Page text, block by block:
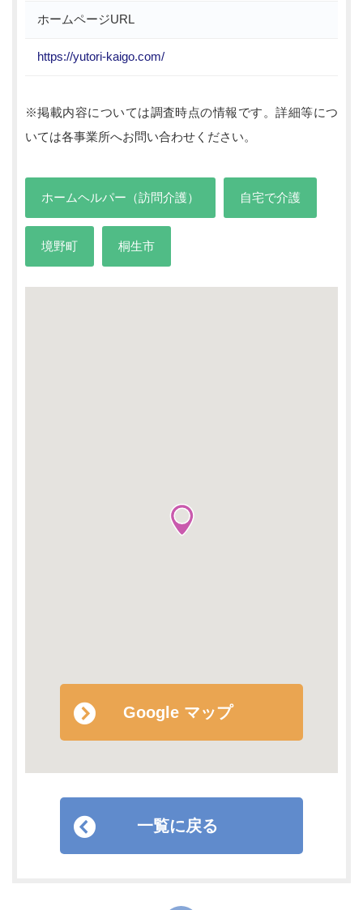
ホームページURL
https://yutori-kaigo.com/
※掲載内容については調査時点の情報です。詳細等につ
いては各事業所へお問い合わせください。
ホームヘルパー（訪問介護） 自宅で介護
境野町 桐生市
Google マップ
一覧に戻る